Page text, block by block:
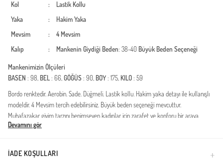
Kol
:
Lastik Kollu
Yaka
:
Hakim Yaka
Mevsim
:
4 Mevsim
Kalıp
: Mankenin Giydiği Beden: 38-40 Büyük Beden Seçeneği
Mankenimizin Ölçüleri
BASEN : 98, BEL: 66,GÖĞÜS: 90, BOY: 175, KILO: 59
Bordo renktedir. Aerobin. Sade. Düğmeli. Lastik kollu. Hakim yaka detayı ile kullanışlı
modeldir. 4 Mevsim tercih edebilirsiniz. Büyük beden seçeneği mevcuttur.
Muhafazakar giyim tarzını benimseyen kadınlar için zarafet ve konforu bir araya
getiren bu özel tasarım, gardırobunuzun en joker parçası olmaya aday. Dört mevsim
ortama uyum sağlar.Kumaş Özelliği: Yüksek kaliteli Aerobin kumaştan üretilmiştir.
Nefes alan yapısı sayesinde terletme yapmaz ve gün boyu ferah bir kullanım
Devamını gör
İADE KOŞULLARI